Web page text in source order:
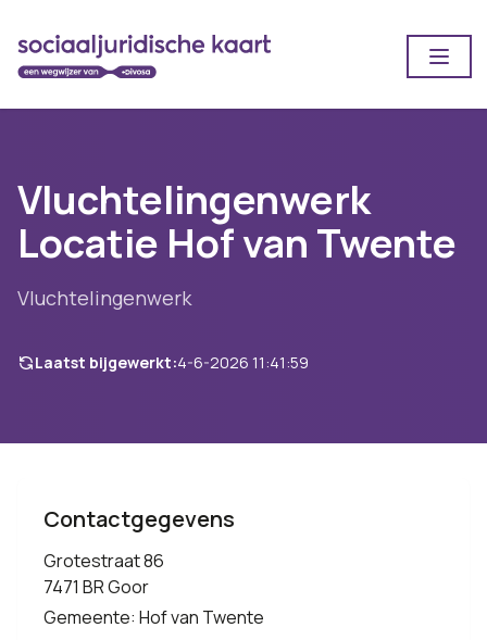
Vluchtelingenwerk
Locatie Hof van Twente
Vluchtelingenwerk
Laatst bijgewerkt:4-6-2026 11:41:59
Contactgegevens
Grotestraat 86
7471 BR Goor
Gemeente: Hof van Twente